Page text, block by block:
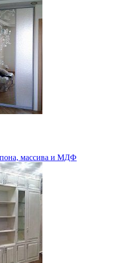
массива и МДФ